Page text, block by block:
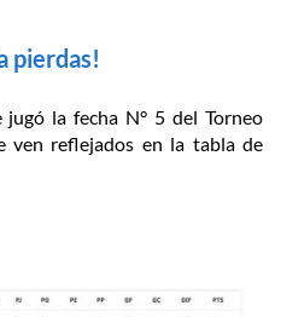
pierdas!
la fecha N° 5 del Torneo
ven reflejados en la tabla de